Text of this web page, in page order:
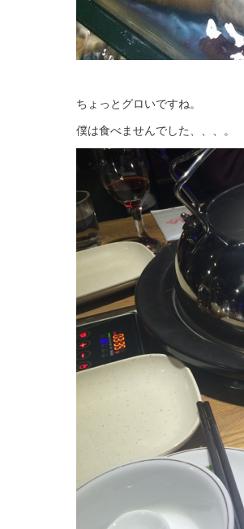
ちょっとグロいですね。
僕は食べませんでした、、、。